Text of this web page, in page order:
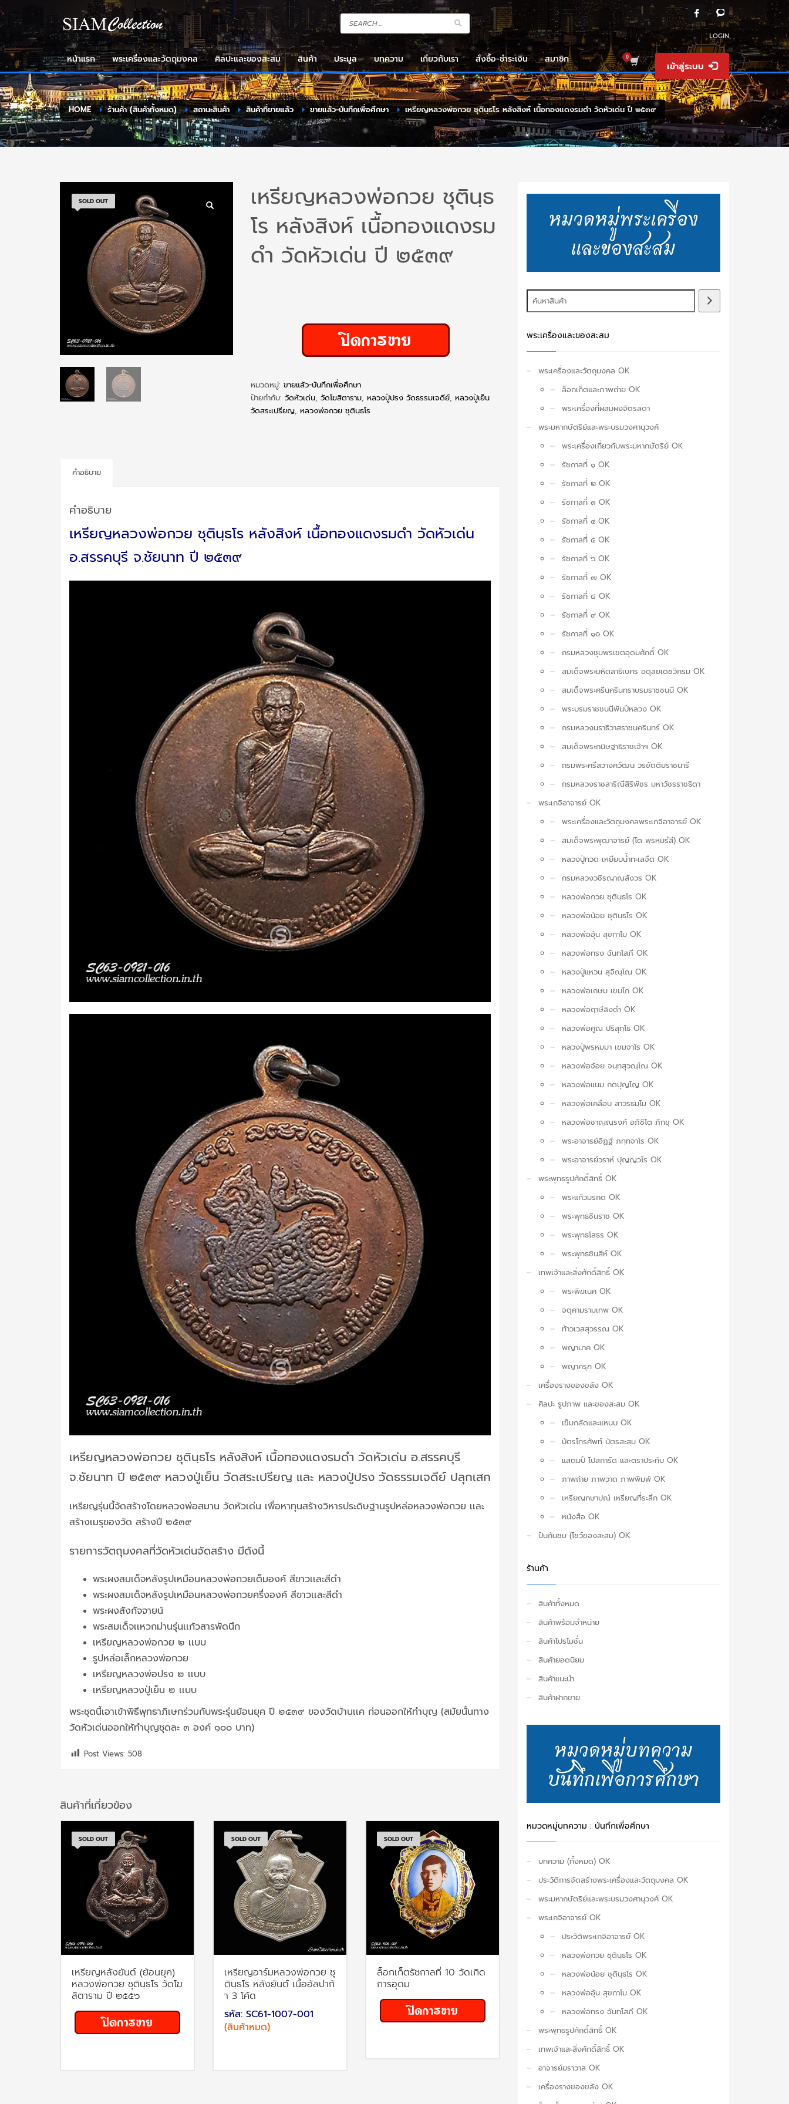
LOGIN
หน้าแรก พระเครื่องและวัตถุมงคล ศิลปะและของสะสม สินค้า ประมูล บทความ เกี่ยวกับเรา สั่งซื้อ-ชำระเงิน สมาชิก
เข้าสู่ระบบ
HOME ร้านค้า (สินค้าทั้งหมด) สถานะสินค้า สินค้าที่ขายแล้ว ขายแล้ว-บันทึกเพื่อศึกษา เหรียญหลวงพ่อกวย ชุตินฺธโร หลังสิงห์ เนื้อทองแดงรมดำ วัดหัวเด่น ปี ๒๕๓๙
SOLD OUT
เหรียญหลวงพ่อกวย ชุตินฺธ
โร หลังสิงห์ เนื้อทองแดงรม
ดำ วัดหัวเด่น ปี ๒๕๓๙
หมวดหมู่: ขายแล้ว-บันทึกเพื่อศึกษา
ป้ายกำกับ: วัดหัวเด่น, วัดโฆสิตาราม, หลวงปู่ปรง วัดธรรมเจดีย์, หลวงปู่เย็น
วัดสระเปรียญ, หลวงพ่อกวย ชุตินฺธโร
คำอธิบาย
คำอธิบาย
เหรียญหลวงพ่อกวย ชุตินฺธโร หลังสิงห์ เนื้อทองแดงรมดำ วัดหัวเด่น
อ.สรรคบุรี จ.ชัยนาท ปี ๒๕๓๙
เหรียญหลวงพ่อกวย ชุตินฺธโร หลังสิงห์ เนื้อทองแดงรมดำ วัดหัวเด่น อ.สรรคบุรี
จ.ชัยนาท ปี ๒๕๓๙ หลวงปู่เย็น วัดสระเปรียญ และ หลวงปู่ปรง วัดธรรมเจดีย์ ปลุกเสก
เหรียญรุ่นนี้จัดสร้างโดยหลวงพ่อสมาน วัดหัวเด่น เพื่อหาทุนสร้างวิหารประดิษฐานรูปหล่อหลวงพ่อกวย เเละ
สร้างเมรุของวัด สร้างปี ๒๕๓๙
รายการวัตถุมงคลที่วัดหัวเด่นจัดสร้าง มีดังนี้
พระผงสมเด็จหลังรูปเหมือนหลวงพ่อกวยเต็มองค์ สีขาวเเละสีดำ
พระผงสมเด็จหลังรูปเหมือนหลวงพ่อกวยครึ่งองค์ สีขาวเเละสีดำ
พระผงสังกัจจายน์
พระสมเด็จเเหวกม่านรุ่นเเก้วสารพัดนึก
เหรียญหลวงพ่อกวย ๒ เเบบ
รูปหล่อเล็กหลวงพ่อกวย
เหรียญหลวงพ่อปรง ๒ เเบบ
เหรียญหลวงปู่เย็น ๒ เเบบ
พระชุดนี้เอาเข้าพิธีพุทธาภิเษกร่วมกับพระรุ่นย้อนยุค ปี ๒๕๓๙ ของวัดบ้านเเค ก่อนออกให้ทำบุญ (สมัยนั้นทาง
วัดหัวเด่นออกให้ทำบุญชุดละ ๓ องค์ ๑๐๐ บาท)
Post Views: 508
สินค้าที่เกี่ยวข้อง
SOLD OUT
เหรียญหลังยันต์ (ย้อนยุค)
หลวงพ่อกวย ชุตินฺธโร วัดโฆ
สิตาราม ปี ๒๕๕๖
SOLD OUT
เหรียญอาร์มหลวงพ่อกวย ชุ
ตินฺธโร หลังยันต์ เนื้ออัลปาก้
า 3 โค้ด
รหัส: SC61-1007-001
(สินค้าหมด)
SOLD OUT
ล็อกเก็ตรัชกาลที่ 10 วัดเกิด
การอุดม
พระเครื่องและของสะสม
พระเครื่องและวัตถุมงคล OK
ล็อกเก็ตและภาพถ่าย OK
พระเครื่องที่ผสมผงจิตรลดา
พระมหากษัตริย์และพระบรมวงศานุวงศ์
พระเครื่องเกี่ยวกับพระมหากษัตริย์ OK
รัชกาลที่ ๑ OK
รัชกาลที่ ๒ OK
รัชกาลที่ ๓ OK
รัชกาลที่ ๔ OK
รัชกาลที่ ๕ OK
รัชกาลที่ ๖ OK
รัชกาลที่ ๗ OK
รัชกาลที่ ๘ OK
รัชกาลที่ ๙ OK
รัชกาลที่ ๑๐ OK
กรมหลวงชุมพรเขตอุดมศักดิ์ OK
สมเด็จพระมหิตลาธิเบศร อดุลยเดชวิกรม OK
สมเด็จพระศรีนครินทราบรมราชชนนี OK
พระบรมราชชนนีพันปีหลวง OK
กรมหลวงนราธิวาสราชนครินทร์ OK
สมเด็จพระกนิษฐาธิราชเจ้าฯ OK
กรมพระศรีสวางควัฒน วรขัตติยราชนารี
กรมหลวงราชสาริณีสิริพัชร มหาวัชรราชธิดา
พระเกจิอาจารย์ OK
พระเครื่องและวัตถุมงคลพระเกจิอาจารย์ OK
สมเด็จพระพุฒาจารย์ (โต พฺรหฺมรํสี) OK
หลวงปู่ทวด เหยียบน้ำทะเลจืด OK
กรมหลวงวชิรญาณสังวร OK
หลวงพ่อกวย ชุตินฺธโร OK
หลวงพ่อน้อย ชุตินฺธโร OK
หลวงพ่ออุ้น สุขกาโม OK
หลวงพ่อทรง ฉันทโสภี OK
หลวงปู่แหวน สุจิณฺโณ OK
หลวงพ่อเกษม เขมโก OK
หลวงพ่อฤาษีลิงดำ OK
หลวงพ่อคูณ ปริสุทฺโธ OK
หลวงปู่พรหมมา เขมจาโร OK
หลวงพ่อจ้อย จนฺทสุวณฺโณ OK
หลวงพ่อแนม กตปุญโญ OK
หลวงพ่อเคลือบ สาวรธมฺโม OK
หลวงพ่อชาญณรงค์ อภิชิโต ภิกขุ OK
พระอาจารย์อิฏฐ์ ภทฺทจาโร OK
พระอาจารย์วราห์ ปุญญวโร OK
พระพุทธรูปศักดิ์สิทธิ์ OK
พระแก้วมรกต OK
พระพุทธชินราช OK
พระพุทธโสธร OK
พระพุทธชินสีห์ OK
เทพเจ้าและสิ่งศักดิ์สิทธิ์ OK
พระพิฆเนศ OK
จตุคามรามเทพ OK
ท้าวเวสสุวรรณ OK
พญานาค OK
พญาครุฑ OK
เครื่องรางของขลัง OK
ศิลปะ รูปภาพ และของสะสม OK
เข็มกลัดและแหนบ OK
บัตรโทรศัพท์ บัตรสะสม OK
แสตมป์ โปสการ์ด และตราประทับ OK
ภาพถ่าย ภาพวาด ภาพพิมพ์ OK
เหรียญกษาปณ์ เหรียญที่ระลึก OK
หนังสือ OK
ปันกันชม (โชว์ของสะสม) OK
ร้านค้า
สินค้าทั้งหมด
สินค้าพร้อมจำหน่าย
สินค้าโปรโมชั่น
สินค้ายอดนิยม
สินค้าแนะนำ
สินค้าฝากขาย
หมวดหมู่บทความ : บันทึกเพื่อศึกษา
บทความ (ทั้งหมด) OK
ประวัติการจัดสร้างพระเครื่องและวัตถุมงคล OK
พระมหากษัตริย์และพระบรมวงศานุวงศ์ OK
พระเกจิอาจารย์ OK
ประวัติพระเกจิอาจารย์ OK
หลวงพ่อกวย ชุตินฺธโร OK
หลวงพ่อน้อย ชุตินฺธโร OK
หลวงพ่ออุ้น สุขกาโม OK
หลวงพ่อทรง ฉันทโสภี OK
พระพุทธรูปศักดิ์สิทธิ์ OK
เทพเจ้าและสิ่งศักดิ์สิทธิ์ OK
อาจารย์ฆราวาส OK
เครื่องรางของขลัง OK